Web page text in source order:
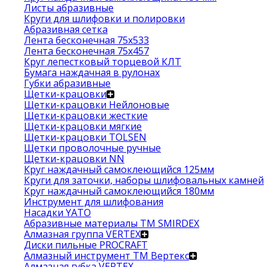
Листы абразивные
Круги для шлифовки и полировки
Абразивная сетка
Лента бесконечная 75х533
Лента бесконечная 75х457
Круг лепестковый торцевой КЛТ
Бумага наждачная в рулонах
Губки абразивные
Щетки-крацовки
Щетки-крацовки Нейлоновые
Щетки-крацовки жесткие
Щетки-крацовки мягкие
Щетки-крацовки TOLSEN
Щетки проволочные ручные
Щетки-крацовки NN
Круг наждачный самоклеющийся 125мм
Круги для заточки, наборы шлифовальных камней
Круг наждачный самоклеющийся 180мм
Инструмент для шлифования
Насадки YATO
Абразивные материалы ТМ SMIRDEX
Алмазная группа VERTEX
Диски пильные PROCRAFT
Алмазный инструмент ТМ Вертекс